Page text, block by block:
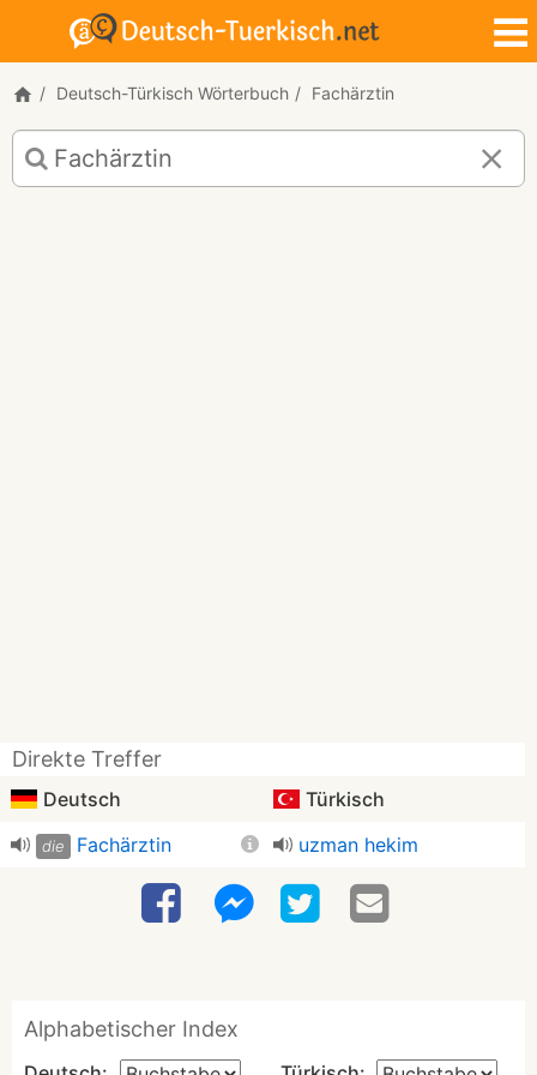
Deutsch-Türkisch Wörterbuch Fachärztin
Deutsch-
Türkisch
Übersetzung
Direkte Treffer
Deutsch Türkisch
die Fachärztin uzman hekim
Alphabetischer Index